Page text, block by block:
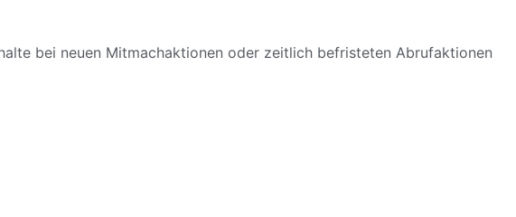
bei neuen Mitmachaktionen oder zeitlich befristeten Abrufaktionen